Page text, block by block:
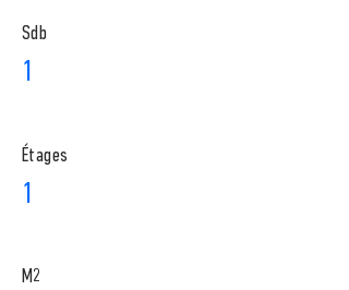
Sdb
1
​Étages
1
M2